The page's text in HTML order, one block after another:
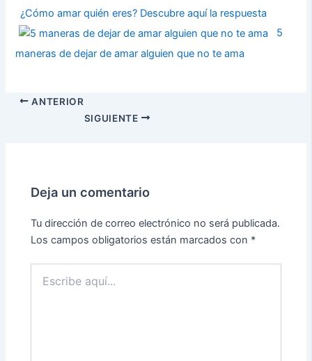
¿Cómo amar quién eres? Descubre aquí la respuesta
5
maneras de dejar de amar alguien que no te ama
ANTERIOR
SIGUIENTE
Deja un comentario
Tu dirección de correo electrónico no será publicada.
Los campos obligatorios están marcados con *
aquí...